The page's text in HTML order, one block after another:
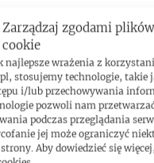
Zarządzaj zgodami plików
cookie
najlepsze wrażenia z
stosujemy technologie, takie
i/lub przechowywania
pozwoli nam
podczas przeglądania
jej może ograniczyć
Aby dowiedzieć się